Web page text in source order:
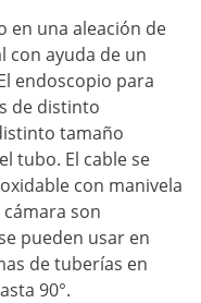
en una aleación de
con ayuda de un
endoscopio para
de distinto
tamaño
tubo. El cable se
con manivela
cámara son
pueden usar en
de tuberías en
90°.